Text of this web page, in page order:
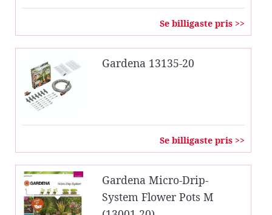
Se billigaste pris >>
Gardena 13135-20
Se billigaste pris >>
Gardena Micro-Drip-
System Flower Pots M